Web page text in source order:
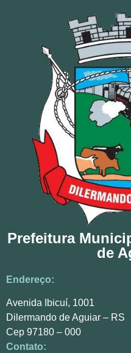
Prefeitura
de
Endereço:
Avenida Ibicuí, 1001
Dilermando de Aguiar – RS
Cep 97180 – 000
Contato: